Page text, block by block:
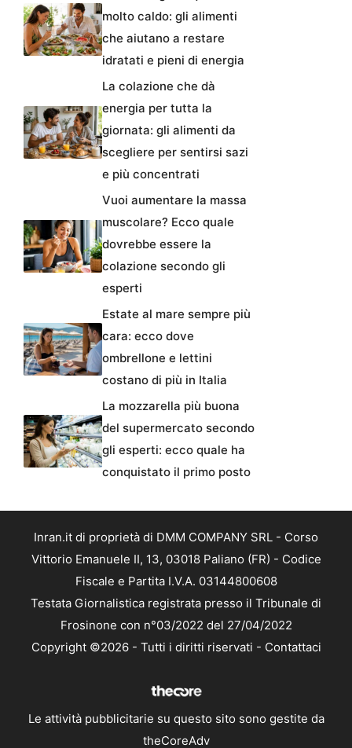
molto caldo: gli alimenti
che aiutano a restare
idratati e pieni di energia
La colazione che dà
energia per tutta la
giornata: gli alimenti da
scegliere per sentirsi sazi
e più concentrati
Vuoi aumentare la massa
muscolare? Ecco quale
dovrebbe essere la
colazione secondo gli
esperti
Estate al mare sempre più
cara: ecco dove
ombrellone e lettini
costano di più in Italia
La mozzarella più buona
del supermercato secondo
gli esperti: ecco quale ha
conquistato il primo posto
Inran.it di proprietà di DMM COMPANY SRL - Corso
Vittorio Emanuele II, 13, 03018 Paliano (FR) - Codice
Fiscale e Partita I.V.A. 03144800608
Testata Giornalistica registrata presso il Tribunale di
Frosinone con n°03/2022 del 27/04/2022
Copyright ©2026 - Tutti i diritti riservati - Contattaci
Le attività pubblicitarie su questo sito sono gestite da
theCoreAdv